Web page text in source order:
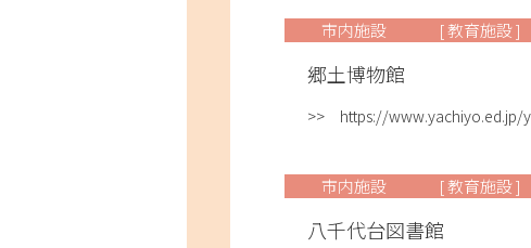
市内施設 [ 教育施設 ]
郷土博物館
>> https://www.yachiyo.ed.jp/
市内施設 [ 教育施設 ]
八千代台図書館